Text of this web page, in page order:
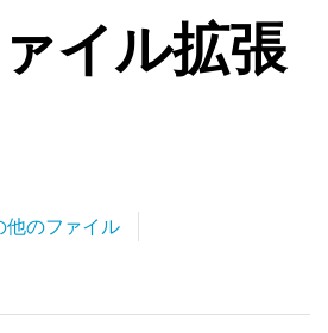
イル拡張
他のファイル